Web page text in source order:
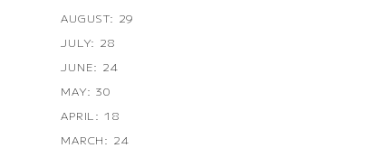
AUGUST: 29
JULY: 28
JUNE: 24
MAY: 30
APRIL: 18
MARCH: 24